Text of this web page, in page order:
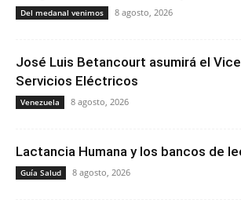
Del medanal venimos 8 agosto, 2026
José Luis Betancourt asumirá el
Servicios Eléctricos
Venezuela 8 agosto, 2026
Lactancia Humana y los bancos de
Guía Salud 8 agosto, 2026